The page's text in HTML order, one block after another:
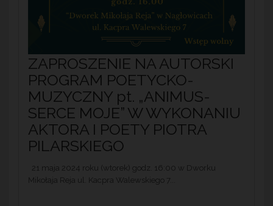
ZAPROSZENIE NA AUTORSKI
PROGRAM POETYCKO-
MUZYCZNY pt. „ANIMUS-
SERCE MOJE” W WYKONANIU
AKTORA I POETY PIOTRA
PILARSKIEGO
21 maja 2024 roku (wtorek) godz. 16:00 w Dworku
Mikołaja Reja ul. Kacpra Walewskiego 7...